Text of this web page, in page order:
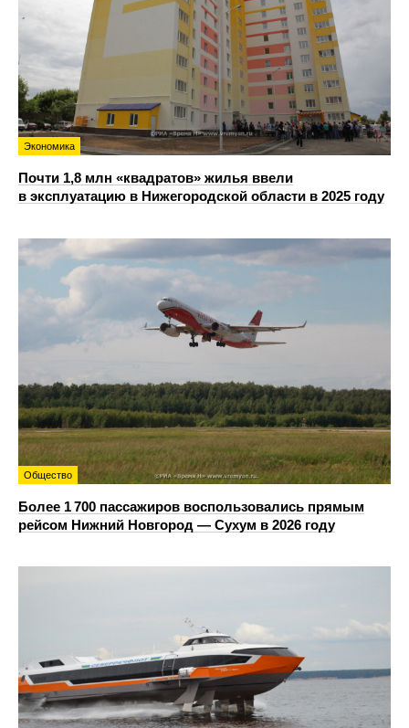
Экономика
Почти 1,8 млн «квадратов» жилья ввели
в эксплуатацию в Нижегородской области в 2025 году
Общество
Более 1 700 пассажиров воспользовались прямым
рейсом Нижний Новгород — Сухум в 2026 году